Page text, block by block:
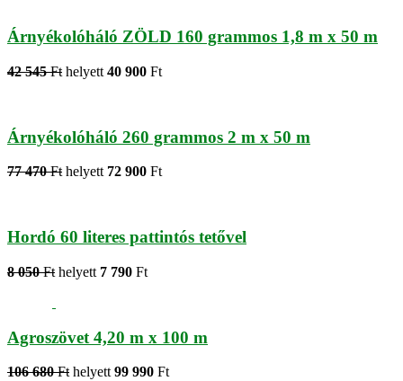
Árnyékolóháló ZÖLD 160 grammos 1,8 m x 50 m
42 545 Ft helyett 40 900 Ft
Árnyékolóháló 260 grammos 2 m x 50 m
77 470 Ft helyett 72 900 Ft
Hordó 60 literes pattintós tetővel
8 050 Ft helyett 7 790 Ft
Agroszövet 4,20 m x 100 m
106 680 Ft helyett 99 990 Ft